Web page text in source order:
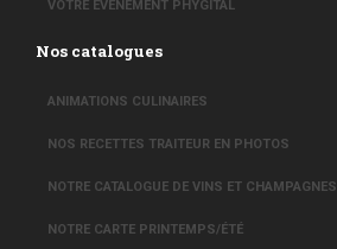
VOTRE ÉVÉNEMENT PHYGITAL
Nos catalogues
ANIMATIONS CULINAIRES
NOS RECETTES TRAITEUR EN PHOTOS
NOTRE CATALOGUE DE VINS ET CHAMPAGNES
NOTRE CARTE PRINTEMPS/ÉTÉ